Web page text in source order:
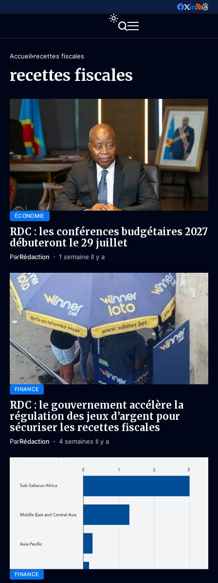
Accueil recettes fiscales
recettes fiscales
ÉCONOMIE
RDC : les conférences budgétaires 2027
débuteront le 29 juillet
ParRédaction 1 semaine Il y a
FINANCE
RDC : le gouvernement accélère la
régulation des jeux d’argent pour
sécuriser les recettes fiscales
ParRédaction 4 semaines Il y a
FINANCE